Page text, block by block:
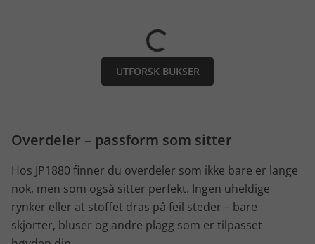
UTFORSK BUKSER
Overdeler – passform som sitter
Hos JP1880 finner du overdeler som ikke bare er lange
nok, men som også sitter perfekt. Ingen uheldige
rynker eller at stoffet dras på feil steder – bare
skjorter, bluser og andre plagg som er tilpasset